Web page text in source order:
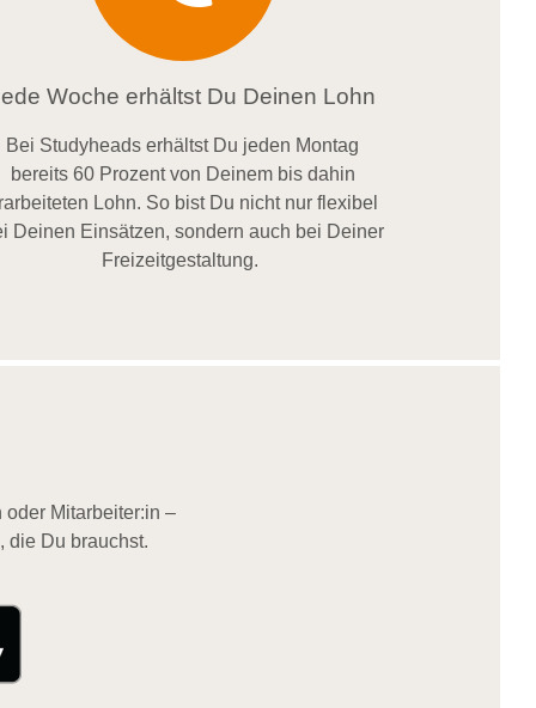
Woche erhältst Du Deinen Lohn
Bei Studyheads erhältst Du jeden Montag
bereits 60 Prozent von Deinem bis dahin
Lohn. So bist Du nicht nur flexibel
Deinen Einsätzen, sondern auch bei Deiner
Freizeitgestaltung.
Mitarbeiter:in –
die Du brauchst.